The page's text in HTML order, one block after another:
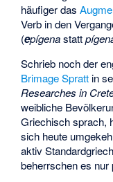
häufiger das
Verb in den
(epígenastatt
Schrieb noch der
Brimage Spratt in
Researches in
weibliche
Griechisch sprach,
sich heute
aktiv
beherrschen es nur